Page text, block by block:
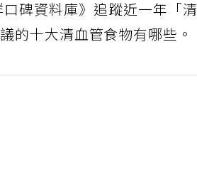
碑資料庫》追蹤近一年「清
的十大清血管食物有哪些。